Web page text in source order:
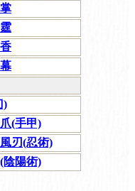
)
(手甲)
刃(忍術)
陰陽術)